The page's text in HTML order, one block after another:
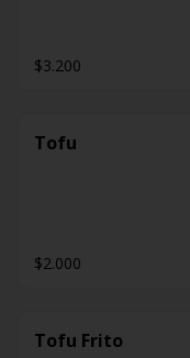
$3.200
Tofu
$2.000
Tofu Frito